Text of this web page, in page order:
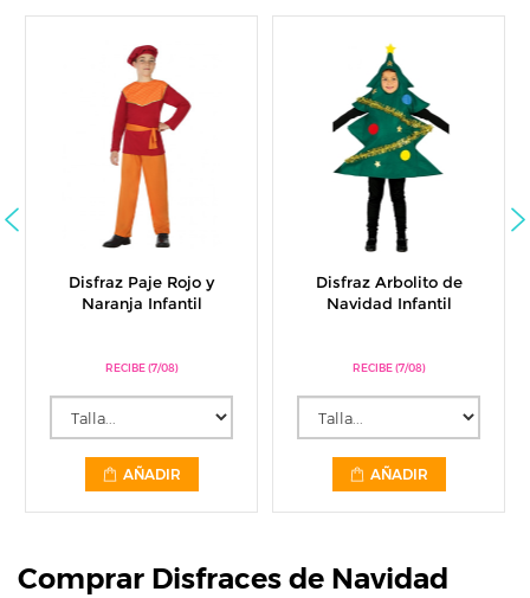
Disfraz Arbolito de
Navidad Infantil
RECIBE (7/08)
AÑADIR
Medias Negras Adulto
RECIBE (7/08)
Comprar Disfraces de Navidad